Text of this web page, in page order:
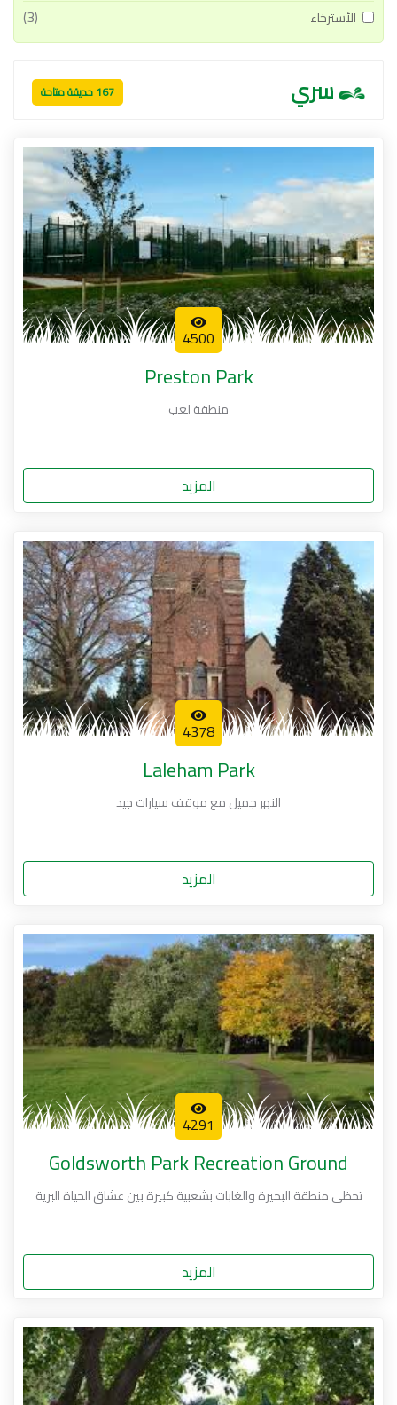
الأسترخاء (3)
سري 167 حديقة متاحة
4500
Preston Park
منطقة لعب
المزيد
4378
Laleham Park
النهر جميل مع موقف سيارات جيد
المزيد
4291
Goldsworth Park Recreation Ground
تحظى منطقة البحيرة والغابات بشعبية كبيرة بين عشاق الحياة البرية
المزيد